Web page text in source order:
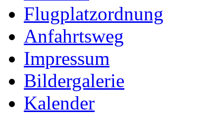
Flugplatzordnung
Anfahrtsweg
Impressum
Bildergalerie
Kalender